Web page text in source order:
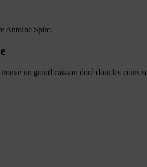
Antoine Spire.
un grand caisson doré dont les coins